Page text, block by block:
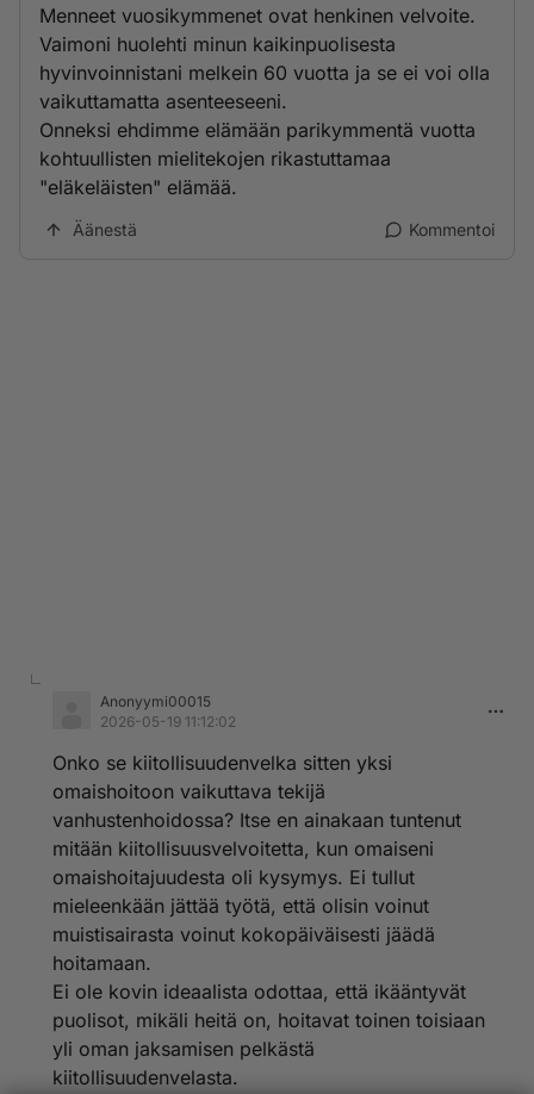
Menneet vuosikymmenet ovat henkinen velvoite.
Vaimoni huolehti minun kaikinpuolisesta
hyvinvoinnistani melkein 60 vuotta ja se ei voi olla
vaikuttamatta asenteeseeni.
Onneksi ehdimme elämään parikymmentä vuotta
kohtuullisten mielitekojen rikastuttamaa
"eläkeläisten" elämää.
Äänestä Kommentoi
Anonyymi00015
2026-05-19 11:12:02
Onko se kiitollisuudenvelka sitten yksi
omaishoitoon vaikuttava tekijä
vanhustenhoidossa? Itse en ainakaan tuntenut
mitään kiitollisuusvelvoitetta, kun omaiseni
omaishoitajuudesta oli kysymys. Ei tullut
mieleenkään jättää työtä, että olisin voinut
muistisairasta voinut kokopäiväisesti jäädä
hoitamaan.
Ei ole kovin ideaalista odottaa, että ikääntyvät
puolisot, mikäli heitä on, hoitavat toinen toisiaan
yli oman jaksamisen pelkästä
kiitollisuudenvelasta.